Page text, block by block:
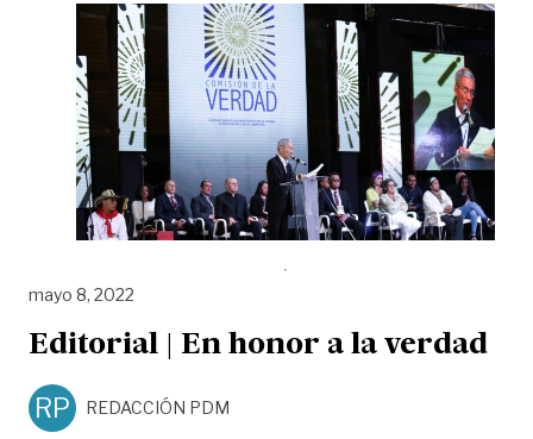
mayo 8, 2022
Editorial | En honor a la verdad
RP REDACCIÓN PDM